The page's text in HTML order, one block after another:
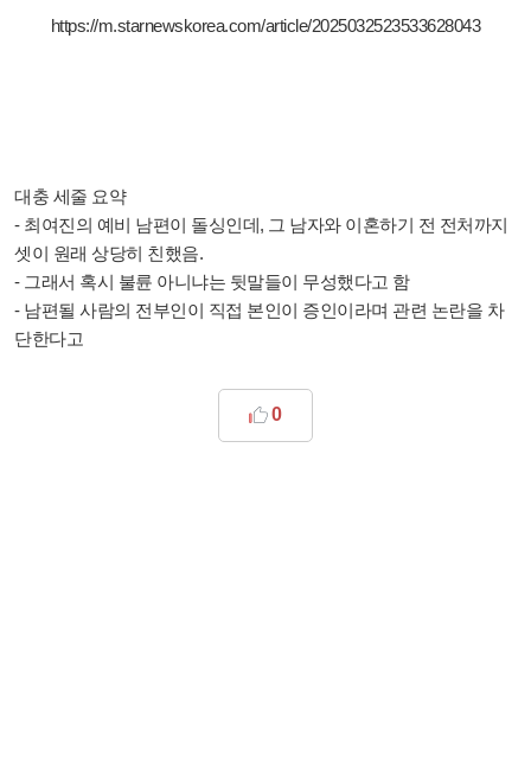
https://m.starnewskorea.com/article/2025032523533628043
대충 세줄 요약
- 최여진의 예비 남편이 돌싱인데, 그 남자와 이혼하기 전 전처까지
셋이 원래 상당히 친했음.
- 그래서 혹시 불륜 아니냐는 뒷말들이 무성했다고 함
- 남편될 사람의 전부인이 직접 본인이 증인이라며 관련 논란을 차
단한다고
0